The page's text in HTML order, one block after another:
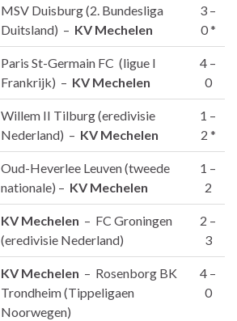
MSV Duisburg (2. Bundesliga
Duitsland) – KV Mechelen
3 –
0 *
Paris St-Germain FC (ligue I
Frankrijk) – KV Mechelen
4 –
0
Willem II Tilburg (eredivisie
Nederland) – KV Mechelen
1 –
2 *
Oud-Heverlee Leuven (tweede
nationale) – KV Mechelen
1 –
2
KV Mechelen – FC Groningen
(eredivisie Nederland)
2 –
3
KV Mechelen – Rosenborg BK
Trondheim (Tippeligaen
Noorwegen)
4 –
0